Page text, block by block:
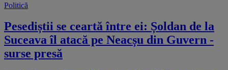
Politică
Pesediștii se ceartă între ei: Șoldan de la
Suceava îl atacă pe Neacșu din Guvern -
surse presă